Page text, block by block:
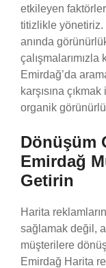
etkileyen
titizlikle yönetiriz.
anında
çalışmalarımızla
Emirdağ’da
karşısına
organik
Dönüşüm
Emirdağ
Getirin
Harita
sağlamak değil,
müşterilere
Emirdağ Harita